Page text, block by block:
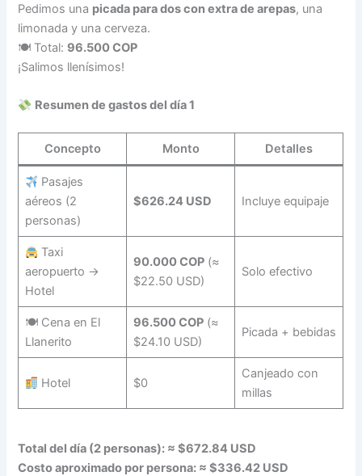
Pedimos una picada para dos con extra de arepas, una
limonada y una cerveza.
🍽 Total: 96.500 COP
¡Salimos llenísimos!
Resumen de gastos del día 1
Concepto Monto Detalles
Pasajes
aéreos (2
personas)
$626.24 USD Incluye equipaje
Taxi
aeropuerto →
Hotel
90.000 COP(≈
$22.50 USD)
Solo efectivo
🍽 Cena en El
Llanerito
96.500 COP(≈
$24.10 USD)
Picada + bebidas
Hotel $0
Canjeado con
millas
Total del día (2 personas): ≈ $672.84 USD
Costo aproximado por persona: ≈ $336.42 USD